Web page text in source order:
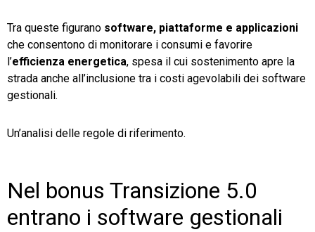
Tra queste figurano software, piattaforme e applicazioni
che consentono di monitorare i consumi e favorire
l’efficienza energetica, spesa il cui sostenimento apre la
strada anche all’inclusione tra i costi agevolabili dei software
gestionali.
Un’analisi delle regole di riferimento.
Nel bonus Transizione 5.0
entrano i software gestionali